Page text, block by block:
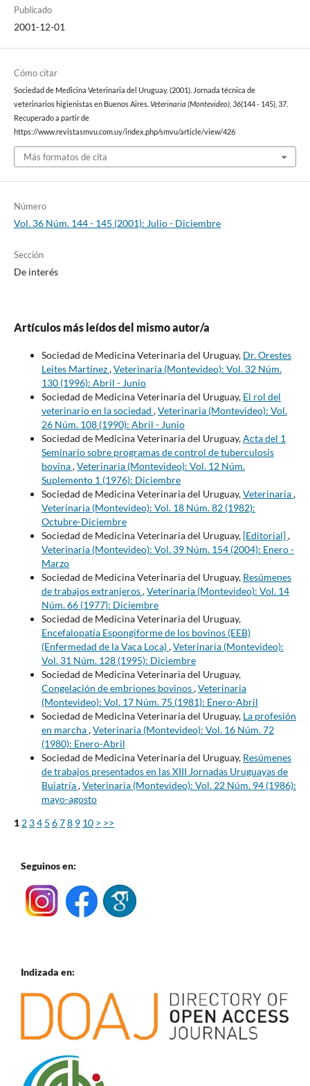
Publicado
2001-12-01
Cómo citar
Sociedad de Medicina Veterinaria del Uruguay. (2001). Jornada técnica de
veterinarios higienistas en Buenos Aires. Veterinaria (Montevideo), 36(144 - 145), 37.
Recuperado a partir de
https://www.revistasmvu.com.uy/index.php/smvu/article/view/426
Más formatos de cita
Número
Vol. 36 Núm. 144 - 145 (2001): Julio - Diciembre
Sección
De interés
Artículos más leídos del mismo autor/a
Sociedad de Medicina Veterinaria del Uruguay, Dr. Orestes
Leites Martínez,Veterinaria (Montevideo): Vol. 32 Núm.
130 (1996): Abril - Junio
Sociedad de Medicina Veterinaria del Uruguay, El rol del
veterinario en la sociedad ,Veterinaria (Montevideo): Vol.
26 Núm. 108 (1990): Abril - Junio
Sociedad de Medicina Veterinaria del Uruguay,Acta del 1
Seminario sobre programas de control de tuberculosis
bovina,Veterinaria (Montevideo): Vol. 12 Núm.
Suplemento 1 (1976): Diciembre
Sociedad de Medicina Veterinaria del Uruguay,Veterinaria,
Veterinaria (Montevideo): Vol. 18 Núm. 82 (1982):
Octubre-Diciembre
Sociedad de Medicina Veterinaria del Uruguay, [Editorial],
Veterinaria (Montevideo): Vol. 39 Núm. 154 (2004): Enero -
Marzo
Sociedad de Medicina Veterinaria del Uruguay, Resúmenes
de trabajos extranjeros,Veterinaria (Montevideo): Vol. 14
Núm. 66 (1977): Diciembre
Sociedad de Medicina Veterinaria del Uruguay,
Encefalopatía Espongiforme de los bovinos (EEB)
(Enfermedad de la Vaca Loca),Veterinaria (Montevideo):
Vol. 31 Núm. 128 (1995): Diciembre
Sociedad de Medicina Veterinaria del Uruguay,
Congelación de embriones bovinos,Veterinaria
(Montevideo): Vol. 17 Núm. 75 (1981): Enero-Abril
Sociedad de Medicina Veterinaria del Uruguay, La profesión
en marcha,Veterinaria (Montevideo): Vol. 16 Núm. 72
(1980): Enero-Abril
Sociedad de Medicina Veterinaria del Uruguay, Resúmenes
de trabajos presentados en las XIII Jornadas Uruguayas de
Buiatría,Veterinaria (Montevideo): Vol. 22 Núm. 94 (1986):
mayo-agosto
1 2 34 5 678 9 10 > >>
Seguinos en:
Indizada en: